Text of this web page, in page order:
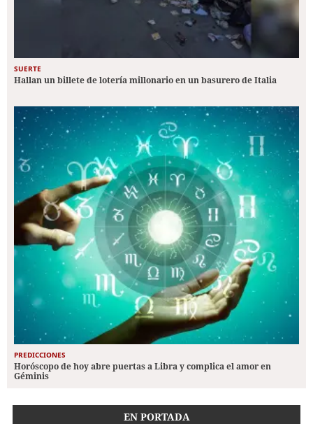
SUERTE
Hallan un billete de lotería millonario en un basurero de Italia
PREDICCIONES
Horóscopo de hoy abre puertas a Libra y complica el amor en
Géminis
EN PORTADA